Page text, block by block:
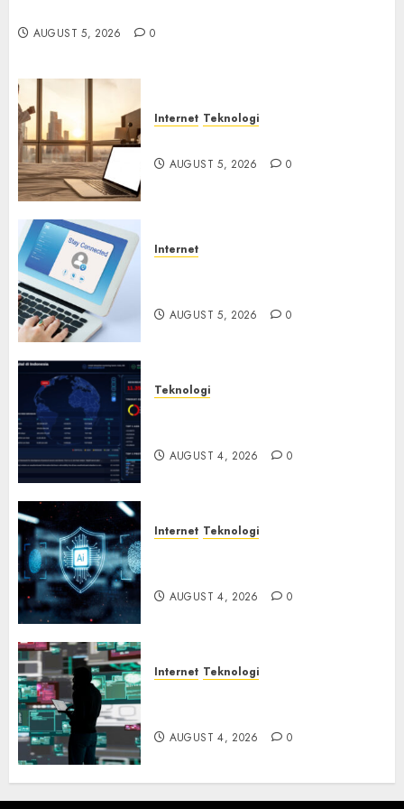
AUGUST 5, 2026 0
Internet Teknologi
AUGUST 5, 2026 0
Internet
AUGUST 5, 2026 0
Teknologi
AUGUST 4, 2026 0
Internet Teknologi
AUGUST 4, 2026 0
Internet Teknologi
AUGUST 4, 2026 0